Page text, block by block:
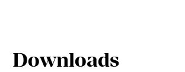
Downloads